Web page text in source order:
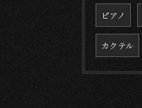
ピアノ
カクテル